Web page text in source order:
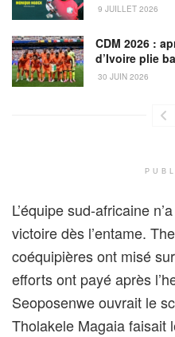
9 JUILLET 2026
CDM 2026 :
d’Ivoire plie
30 JUIN 2026
L’équipe sud-africaine
victoire dès l’entame.
coéquipières ont misé
efforts ont payé après
Seoposenwe ouvrait le
Tholakele Magaia faisait